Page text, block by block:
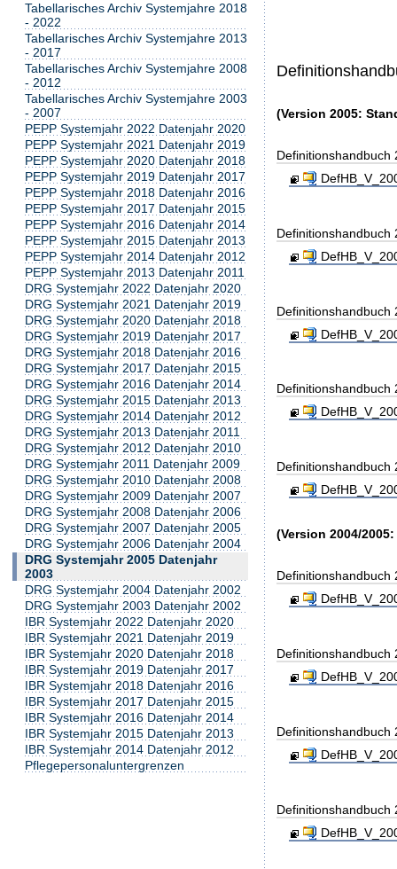
(Version 2005:
Definitionshandbuch
Definitionshandbuch
Definitionshandbuch
Definitionshandbuch
Definitionshandbuch
(Version 2004/
Definitionshandbuch
Definitionshandbuch
Definitionshandbuch
Definitionshandbuch
Tabellarisches Archiv Systemjahre 2018
- 2022
Tabellarisches Archiv Systemjahre 2013
- 2017
Tabellarisches Archiv Systemjahre 2008
- 2012
Tabellarisches Archiv Systemjahre 2003
- 2007
PEPP Systemjahr 2022 Datenjahr 2020
PEPP Systemjahr 2021 Datenjahr 2019
PEPP Systemjahr 2020 Datenjahr 2018
PEPP Systemjahr 2019 Datenjahr 2017
PEPP Systemjahr 2018 Datenjahr 2016
PEPP Systemjahr 2017 Datenjahr 2015
PEPP Systemjahr 2016 Datenjahr 2014
PEPP Systemjahr 2015 Datenjahr 2013
PEPP Systemjahr 2014 Datenjahr 2012
PEPP Systemjahr 2013 Datenjahr 2011
DRG Systemjahr 2022 Datenjahr 2020
DRG Systemjahr 2021 Datenjahr 2019
DRG Systemjahr 2020 Datenjahr 2018
DRG Systemjahr 2019 Datenjahr 2017
DRG Systemjahr 2018 Datenjahr 2016
DRG Systemjahr 2017 Datenjahr 2015
DRG Systemjahr 2016 Datenjahr 2014
DRG Systemjahr 2015 Datenjahr 2013
DRG Systemjahr 2014 Datenjahr 2012
DRG Systemjahr 2013 Datenjahr 2011
DRG Systemjahr 2012 Datenjahr 2010
DRG Systemjahr 2011 Datenjahr 2009
DRG Systemjahr 2010 Datenjahr 2008
DRG Systemjahr 2009 Datenjahr 2007
DRG Systemjahr 2008 Datenjahr 2006
DRG Systemjahr 2007 Datenjahr 2005
DRG Systemjahr 2006 Datenjahr 2004
DRG Systemjahr 2005 Datenjahr
2003
DRG Systemjahr 2004 Datenjahr 2002
DRG Systemjahr 2003 Datenjahr 2002
IBR Systemjahr 2022 Datenjahr 2020
IBR Systemjahr 2021 Datenjahr 2019
IBR Systemjahr 2020 Datenjahr 2018
IBR Systemjahr 2019 Datenjahr 2017
IBR Systemjahr 2018 Datenjahr 2016
IBR Systemjahr 2017 Datenjahr 2015
IBR Systemjahr 2016 Datenjahr 2014
IBR Systemjahr 2015 Datenjahr 2013
IBR Systemjahr 2014 Datenjahr 2012
Pflegepersonaluntergrenzen